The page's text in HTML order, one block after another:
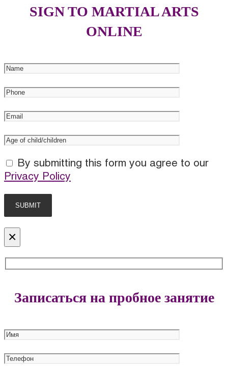
SIGN TO MARTIAL ARTS
ONLINE
By submitting this form you agree to our
Privacy Policy
×
Записаться на пробное занятие